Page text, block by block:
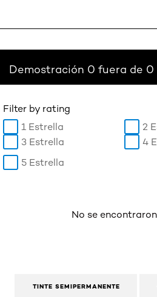
Demostración 0 fuera de 0
Filter by rating
1 Estrella
2
3 Estrella
4
5 Estrella
No se
TINTE SEMIPERMANENTE